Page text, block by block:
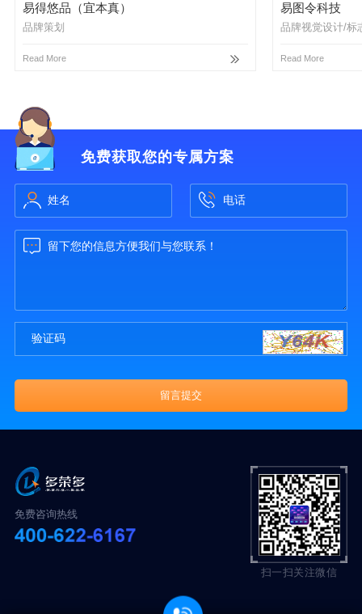
易得悠品（宜本真）
品牌策划
Read More
易图令科技
品牌视觉设计/标
Read More
免费获取您的专属方案
免费咨询热线
扫一扫关注微信